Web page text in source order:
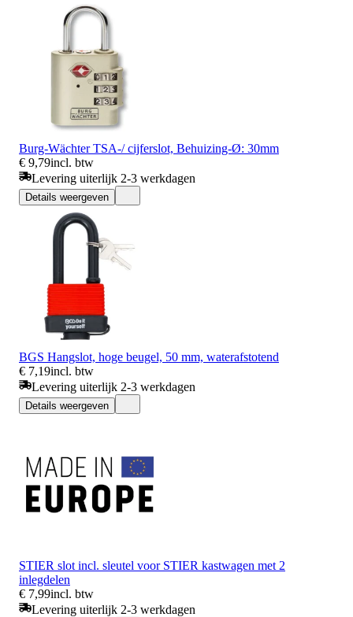
Burg-Wächter TSA-/ cijferslot, Behuizing-Ø: 30mm
€ 9,79incl. btw
Levering uiterlijk 2-3 werkdagen
Details weergeven
BGS Hangslot, hoge beugel, 50 mm, waterafstotend
€ 7,19incl. btw
Levering uiterlijk 2-3 werkdagen
Details weergeven
STIER slot incl. sleutel voor STIER kastwagen met 2
inlegdelen
€ 7,99incl. btw
Levering uiterlijk 2-3 werkdagen